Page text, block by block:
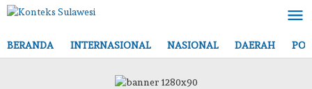
Lewati
BERANDA
INTERNASIONAL NASIONAL DAERAH